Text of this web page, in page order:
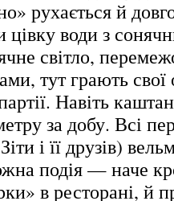
рухається й
води з
світло,
тут грають свої
Навіть
за добу. Всі
і її друзів)
подія — наче
в ресторані, й